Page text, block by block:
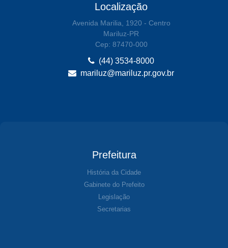
Localização
Avenida Marilia, 1920 - Centro
Mariluz-PR
Cep: 87470-000
(44) 3534-8000
mariluz@mariluz.pr.gov.br
Prefeitura
História da Cidade
Gabinete do Prefeito
Legislação
Secretarias